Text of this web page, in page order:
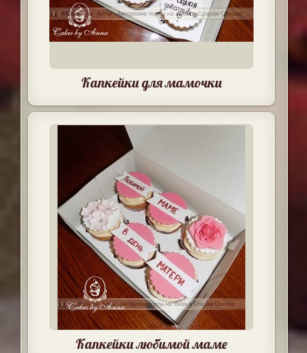
Капкейки для мамочки
Капкейки любимой маме